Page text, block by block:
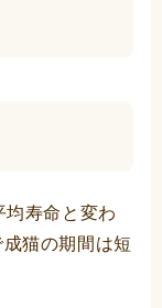
寿命と変わ
猫の期間は短